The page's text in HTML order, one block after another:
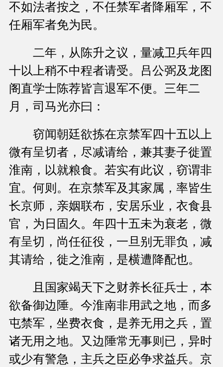
不如法者按之，不任禁军者降厢军，不
任厢军者免为民。
二年，从陈升之议，量减卫兵年四
十以上稍不中程者请受。吕公弼及龙图
阁直学士陈荐皆言退军不便。三年二
月，司马光亦曰：
窃闻朝廷欲拣在京禁军四十五以上
微有呈切者，尽减请给，兼其妻子徙置
淮南，以就粮食。若实有此议，窃谓非
宜。何则。在京禁军及其家属，率皆生
长京师，亲姻联布，安居乐业，衣食县
官，为日固久。年四十五未为衰老，微
有呈切，尚任征役，一旦别无罪负，减
其请给，徙之淮南，是横遭降配也。
且国家竭天下之财养长征兵士，本
欲备御边陲。今淮南非用武之地，而多
屯禁军，坐费衣食，是养无用之兵，置
诸无用之地。又边陲常无事则已，异时
或少有警急，主兵之臣必争求益兵。京